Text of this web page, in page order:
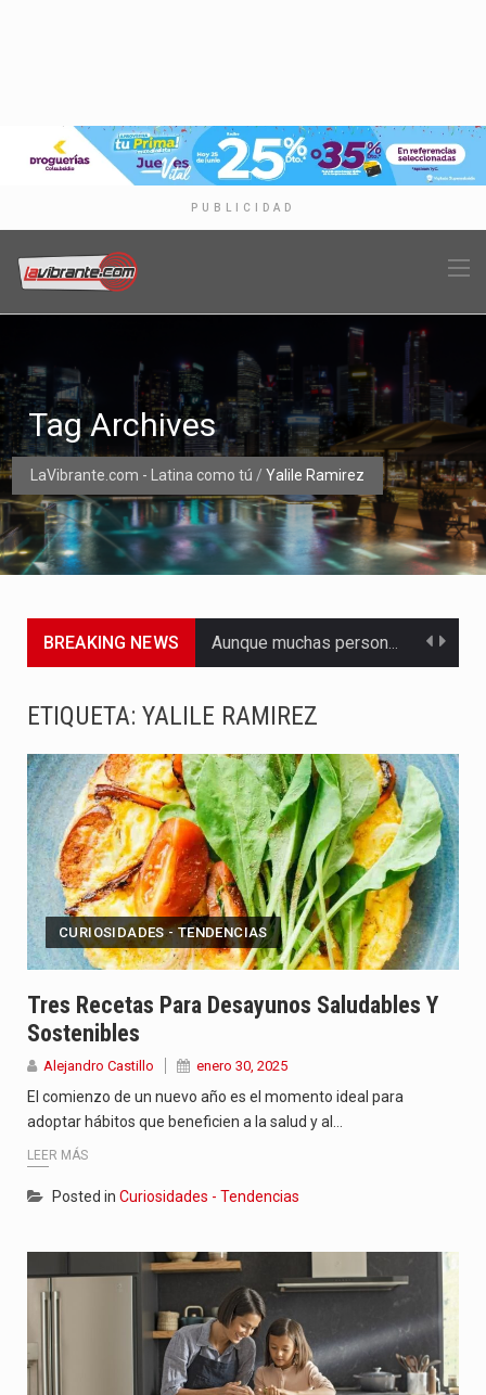
PUBLICIDAD
LaVibrante.com - Latina como tú / Yalile Ramirez
Tag Archives
BREAKING NEWS Aunque muchas personas prefieren guardar silencio por vergüenza, la enfermedad…
El gobierno de Gustavo Petro llega a su fin dejando…
La decisión del Pacto Histórico de no asistir a la…
Las autoridades de Cali pusieron en marcha uno de los…
Con el cierre del mandato de Gustavo Petro, también llega…
El nuevo sello discográfico fue presentado en Bogotá con un…
Bogotá está de fiesta. La capital del país conmemora este…
ETIQUETA: YALILE RAMIREZ
CURIOSIDADES - TENDENCIAS
Tres Recetas Para Desayunos Saludables Y
Sostenibles
Alejandro Castillo enero 30, 2025
El comienzo de un nuevo año es el momento ideal para
adoptar hábitos que beneficien a la salud y al…
LEER MÁS
Posted in Curiosidades - Tendencias